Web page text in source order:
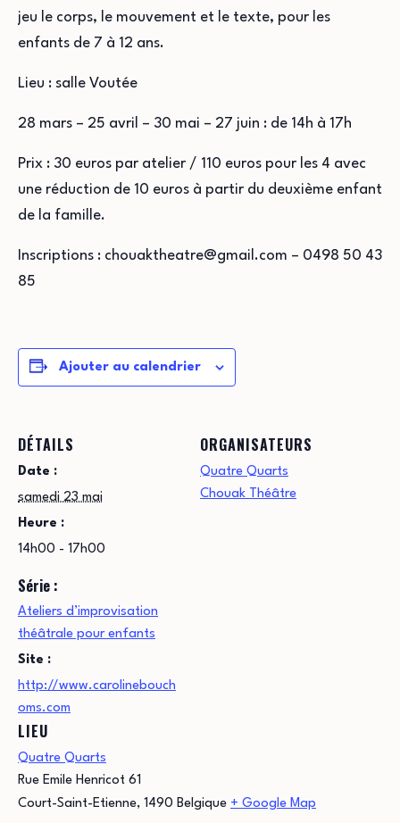
jeu le corps, le mouvement et le texte, pour les
enfants de 7 à 12 ans.
Lieu : salle Voutée
28 mars – 25 avril – 30 mai – 27 juin : de 14h à 17h
Prix : 30 euros par atelier / 110 euros pour les 4 avec
une réduction de 10 euros à partir du deuxième enfant
de la famille.
Inscriptions : chouaktheatre@gmail.com – 0498 50 43
85
Ajouter au calendrier
DÉTAILS
Date :
samedi 23 mai
Heure :
14h00 - 17h00
Série :
Ateliers d’improvisation
théâtrale pour enfants
Site :
http://www.carolinebouch
oms.com
LIEU
Quatre Quarts
Rue Emile Henricot 61
Court-Saint-Etienne, 1490 Belgique + Google Map
ORGANISATEURS
Quatre Quarts
Chouak Théâtre